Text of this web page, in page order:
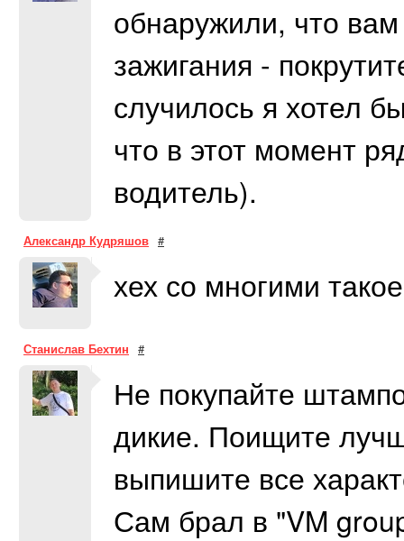
обнаружили, что
зажигания -
случилось я хотел
что в этот момент
водитель).
Александр Кудряшов #
хех со многими
Станислав Бехтин #
Не покупайте
дикие. Поищите
выпишите все
Сам брал в "VM